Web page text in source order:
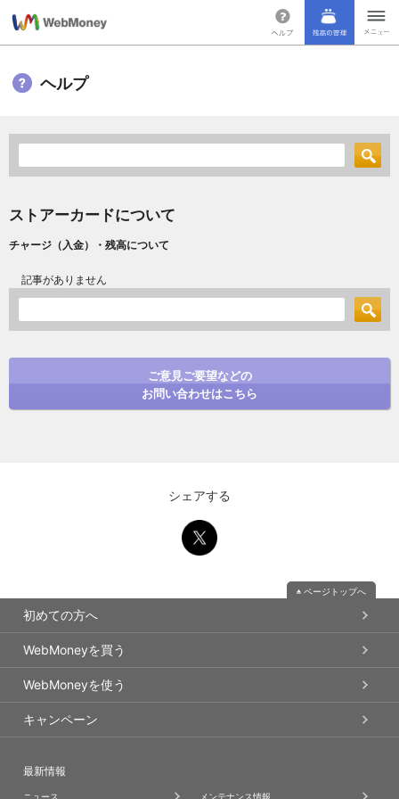
ヘルプ
ストアーカードについて
チャージ（入金）・残高について
記事がありません
ご意見ご要望などの
お問い合わせはこちら
シェアする
ページトップへ
初めての方へ
WebMoneyを買う
WebMoneyを使う
キャンペーン
最新情報
ニュース メンテナンス情報